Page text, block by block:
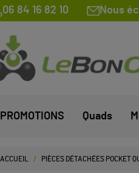
06 84 16 82 10 Nous
PROMOTIONS Quads
ACCUEIL PIÈCES DÉTACHÉES POCKET